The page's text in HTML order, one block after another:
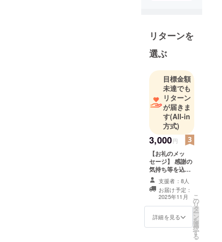
リターンを
選ぶ
目標金額
未達でも
リターン
が届きま
す(All-in
方式)
3,000円
【お礼のメッ
セージ】 感謝の
気持ち等を込め
て、直接伝える
or手紙などで伝
えたいと思いま
す 【備考欄に記
入していただく
もの】 Xか
discordのIDをお
支援者：8人
お届け予定：
2025年11月
詳細を見る
こ
の
リ
タ
ー
ン
を
選
択
す
る